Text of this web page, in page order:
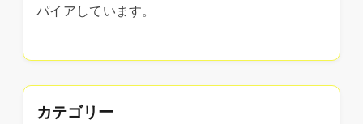
パイアしています。
カテゴリー